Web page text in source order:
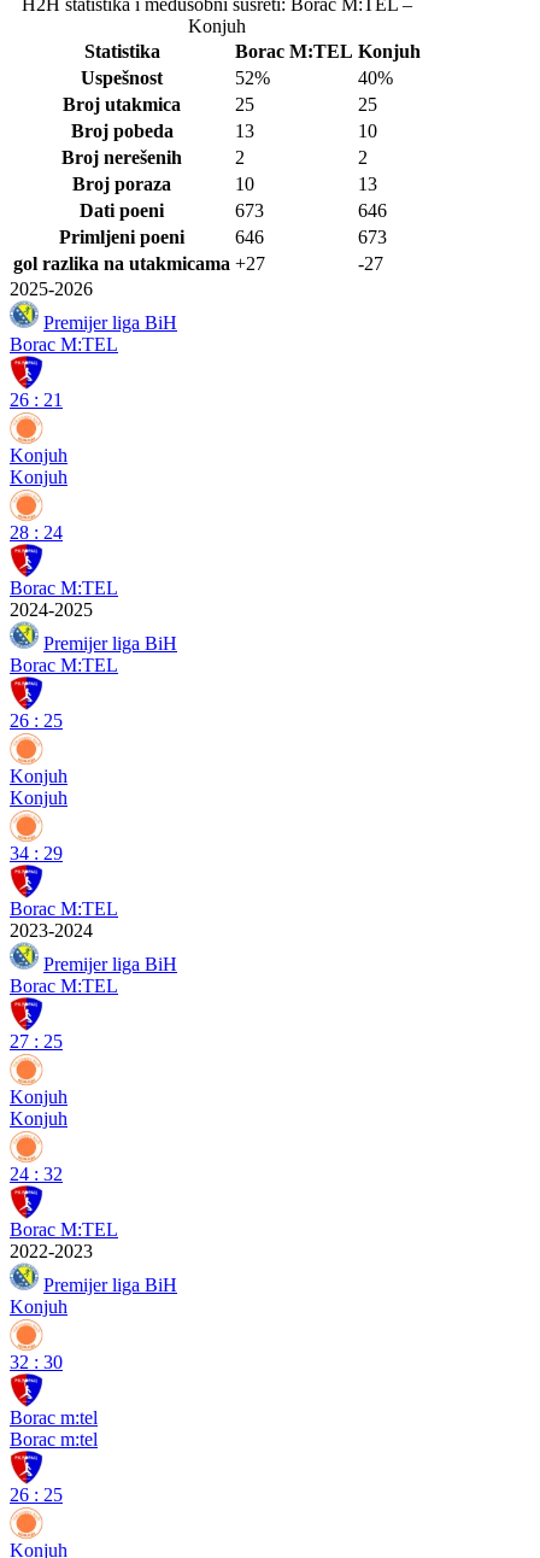
Konjuh
Statistika
Borac M:TEL Konjuh
Uspešnost
52%
40%
Broj utakmica
25
25
Broj pobeda
13
10
Broj nerešenih
2
2
Broj poraza
10
13
Dati poeni
673
646
Primljeni poeni
646
673
gol razlika na utakmicama +27
-27
2025-2026
Premijer liga BiH
Borac M:TEL
26 : 21
Konjuh
Konjuh
28 : 24
Borac M:TEL
2024-2025
Premijer liga BiH
Borac M:TEL
26 : 25
Konjuh
Konjuh
34 : 29
Borac M:TEL
2023-2024
Premijer liga BiH
Borac M:TEL
27 : 25
Konjuh
Konjuh
24 : 32
Borac M:TEL
2022-2023
Premijer liga BiH
Konjuh
32 : 30
Borac m:tel
Borac m:tel
26 : 25
Konjuh